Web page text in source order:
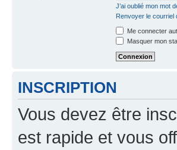
J’ai oublié mon mot
Renvoyer le courriel
Me connecter
Masquer mon
INSCRIPTION
Vous devez être
est rapide et vous